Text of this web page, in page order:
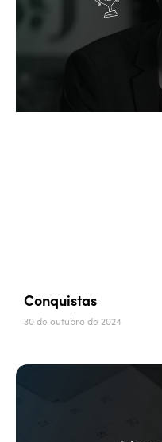
Conquistas
30 de outubro de 2024